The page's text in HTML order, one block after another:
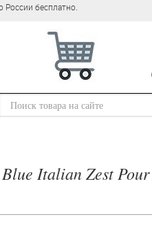
бесплатно.
Italian Zest Pour